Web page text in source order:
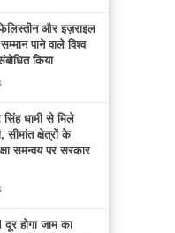
और इज़राइल
पाने वाले विश्व
किया
सिंह धामी से मिले
सीमांत क्षेत्रों के
समन्वय पर सरकार
होगा जाम का